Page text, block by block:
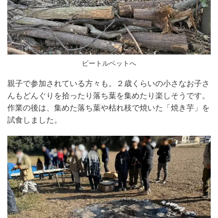
ビートルベットへ
親子で参加されている方々も。２歳くらいの小さなお子さ
んもどんぐりを拾ったり落ち葉を集めたり楽しそうです。
作業の後は、集めた落ち葉や枯れ枝で焼いた「焼き芋」を
試食しました。